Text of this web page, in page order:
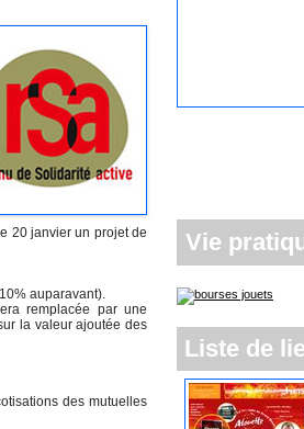
20 janvier un projet de
auparavant).
remplacée par une
la valeur ajoutée des
des mutuelles
De fortes
Vie
Liste de